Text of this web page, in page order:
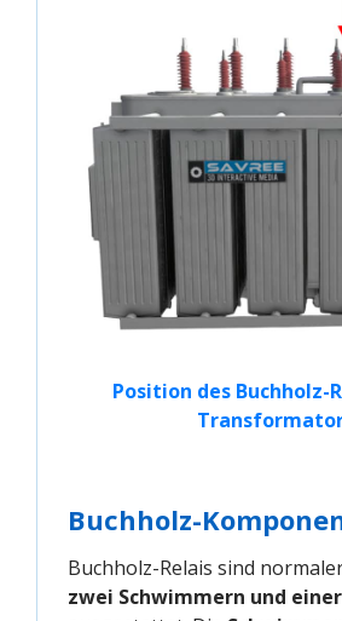
Position des Buchholz-
Buchholz-
Buchholz-Relais sind
zwei Schwimmern und